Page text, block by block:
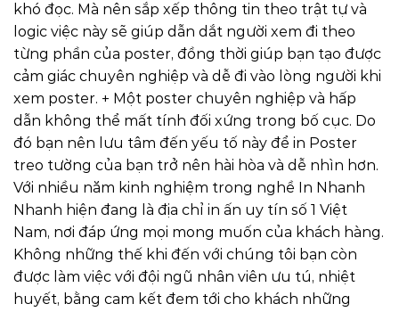
khó đọc. Mà nên sắp xếp thông tin theo trật tự và
logic việc này sẽ giúp dẫn dắt người xem đi theo
từng phần của poster, đồng thời giúp bạn tạo được
cảm giác chuyên nghiệp và dễ đi vào lòng người khi
xem poster. + Một poster chuyên nghiệp và hấp
dẫn không thể mất tính đối xứng trong bố cục. Do
đó bạn nên lưu tâm đến yếu tố này để in Poster
treo tường của bạn trở nên hài hòa và dễ nhìn hơn.
Với nhiều năm kinh nghiệm trong nghề In Nhanh
Nhanh hiện đang là địa chỉ in ấn uy tín số 1 Việt
Nam, nơi đáp ứng mọi mong muốn của khách hàng.
Không những thế khi đến với chúng tôi bạn còn
được làm việc với đội ngũ nhân viên ưu tú, nhiệt
huyết, bằng cam kết đem tới cho khách những